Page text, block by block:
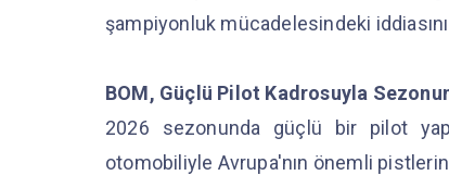
şampiyonluk mücadelesindeki
BOM, Güçlü Pilot Kadrosuyla
2026 sezonunda güçlü bir pilot
otomobiliyle Avrupa'nın önemli